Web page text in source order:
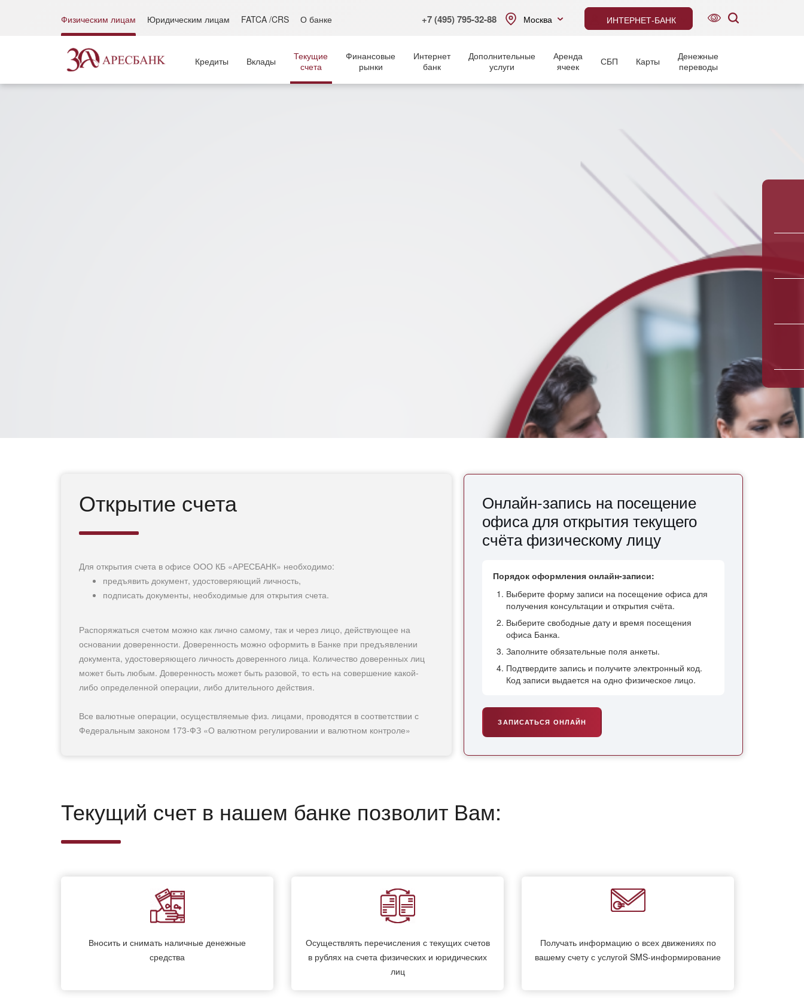
Физическим лицам Юридическим лицам FATCA /CRS О банке ИНТЕРНЕТ-БАНК
Москва
+7 (495) 795-32-88
Кредиты Вклады
Текущие
счета
Финансовые
рынки
Интернет
банк
Дополнительные
услуги
Аренда
ячеек
СБП Карты
Денежные
переводы
Текущие счета
физических лиц
Для частных лиц (резидентов и не резидентов) ООО КБ «АРЕСБАНК» предлагает открытие и
обслуживание текущих счетов физических лиц в следующих валютах: российский рубль,
доллар США, Евро, Швейцарские франки, Фунты стерлингов Соединенного Королевства,
Открытие счета
Для открытия счета в офисе ООО КБ «АРЕСБАНК» необходимо:
предъявить документ, удостоверяющий личность,
подписать документы, необходимые для открытия счета.
Распоряжаться счетом можно как лично самому, так и через лицо, действующее на
основании доверенности. Доверенность можно оформить в Банке при предъявлении
документа, удостоверяющего личность доверенного лица. Количество доверенных лиц
может быть любым. Доверенность может быть разовой, то есть на совершение какой-
либо определенной операции, либо длительного действия.
Все валютные операции, осуществляемые физ. лицами, проводятся в соответствии с
Федеральным законом 173-ФЗ «О валютном регулировании и валютном контроле»
Онлайн-запись на посещение
офиса для открытия текущего
счёта физическому лицу
Порядок оформления онлайн-записи:
Выберите форму записи на посещение офиса для
получения консультации и открытия счёта.
Выберите свободные дату и время посещения
офиса Банка.
Заполните обязательные поля анкеты.
Подтвердите запись и получите электронный код.
Код записи выдается на одно физическое лицо.
ЗАПИСАТЬСЯ ОНЛАЙН
(ОТКРОЕТСЯ В НОВОЙ ВКЛАДКЕ)
Текущий счет в нашем банке позволит Вам:
Вносить и снимать наличные денежные
средства
Осуществлять перечисления с текущих счетов
в рублях на счета физических и юридических
лиц
Получать информацию о всех движениях по
вашему счету с услугой SMS-информирование